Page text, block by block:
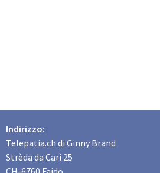
Indirizzo:
Telepatia.ch di Ginny Brand
Strèda da Carì 25